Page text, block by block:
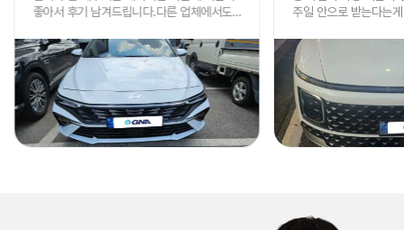
좋아서 후기 남겨드립니다.다른 업체에서도
빠르고 저렴하게 해주셔서 정말 감사드립니
다.주변에 렌트 원하시는 분 있으면 적극적으
로 추천드리겠습니다.정말 감사했어요!!! 차
잘 타고 다니겠습니다!~
주일 안으로 받는다는
니다.